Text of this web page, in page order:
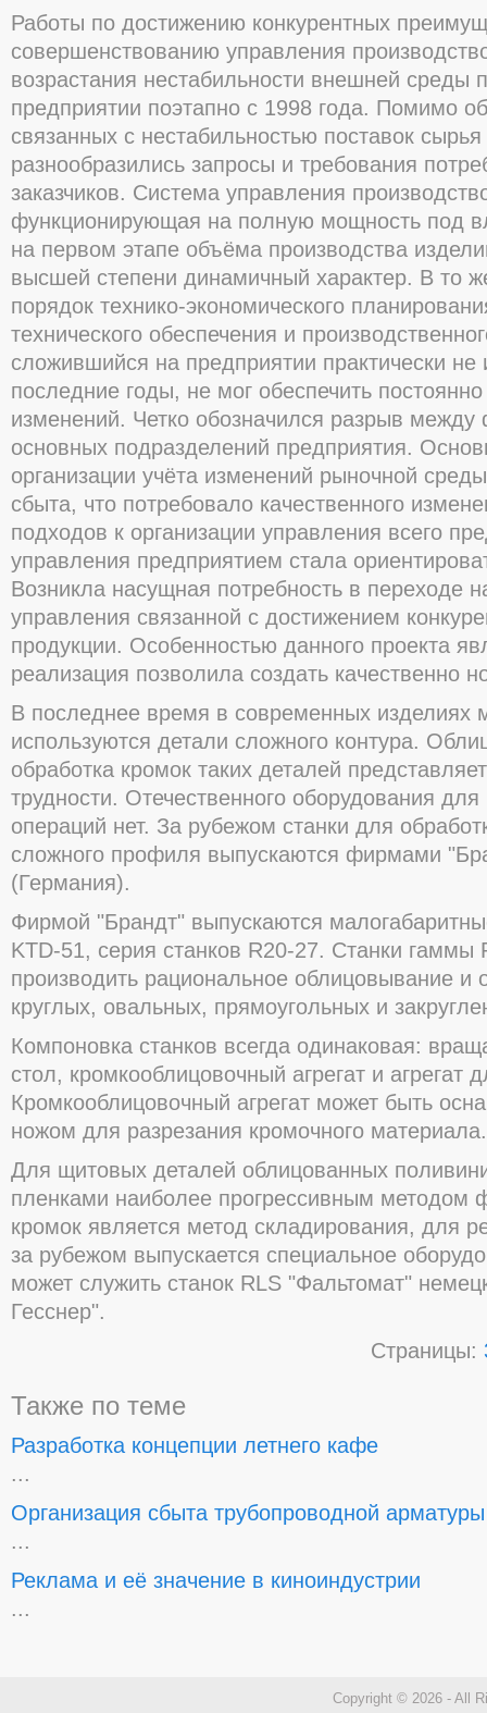
Работы по достижению конкурентных
совершенствованию управления
возрастания нестабильности внешней среды
предприятии поэтапно с 1998 года. Помимо
связанных с нестабильностью поставок
разнообразились запросы и требования
заказчиков. Система управления
функционирующая на полную мощность под
на первом этапе объёма производства
высшей степени динамичный характер. В то
порядок технико-экономического
технического обеспечения и
сложившийся на предприятии практически
последние годы, не мог обеспечить
изменений. Четко обозначился разрыв
основных подразделений предприятия.
организации учёта изменений рыночной
сбыта, что потребовало качественного
подходов к организации управления всего
управления предприятием стала
Возникла насущная потребность в переходе
управления связанной с достижением
продукции. Особенностью данного проекта
реализация позволила создать качественно
В последнее время в современных изделиях
используются детали сложного контура.
обработка кромок таких деталей
трудности. Отечественного оборудования
операций нет. За рубежом станки для
сложного профиля выпускаются фирмами
(Германия).
Фирмой "Брандт" выпускаются
KTD-51, серия станков R20-27. Станки гаммы
производить рациональное облицовывание и
круглых, овальных, прямоугольных и
Компоновка станков всегда одинаковая:
стол, кромкооблицовочный агрегат и агрегат
Кромкооблицовочный агрегат может быть
ножом для разрезания кромочного материала.
Для щитовых деталей облицованных
пленками наиболее прогрессивным методом
кромок является метод складирования, для
за рубежом выпускается специальное
может служить станок RLS "Фальтомат"
Гесснер".
Страницы:
Также по теме
Разработка концепции летнего кафе
...
Организация сбыта трубопроводной арматуры
...
Реклама и её значение в киноиндустрии
...
Copyright © 2026 - All